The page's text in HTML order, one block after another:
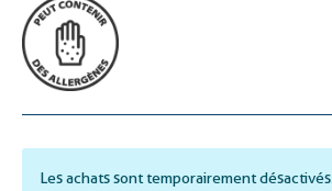
Les achats sont temporairement désactivés.